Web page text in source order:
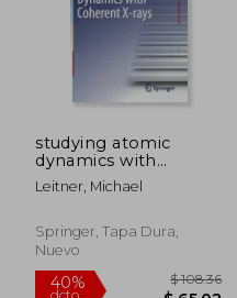
studying atomic
dynamics with
coherent x-rays (en
Inglés)
Leitner, Michael
Springer, Tapa Dura,
Nuevo